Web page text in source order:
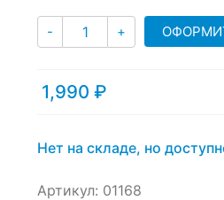
- Количество
+
1,990 ₽
Нет на складе, но
Артикул: 01168